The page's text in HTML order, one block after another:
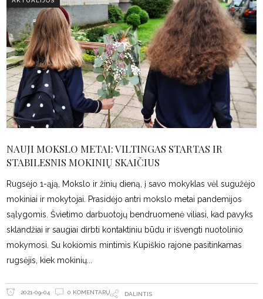
NAUJI MOKSLO METAI: VILTINGAS STARTAS IR
STABILESNIS MOKINIŲ SKAIČIUS
Rugsėjo 1-ąją, Mokslo ir žinių dieną, į savo mokyklas vėl sugužėjo
mokiniai ir mokytojai. Prasidėjo antri mokslo metai pandemijos
sąlygomis. Švietimo darbuotojų bendruomenė viliasi, kad pavyks
sklandžiai ir saugiai dirbti kontaktiniu būdu ir išvengti nuotolinio
mokymosi. Su kokiomis mintimis Kupiškio rajone pasitinkamas
rugsėjis, kiek mokinių
2021-09-04 0 KOMENTARŲ DALINTIS